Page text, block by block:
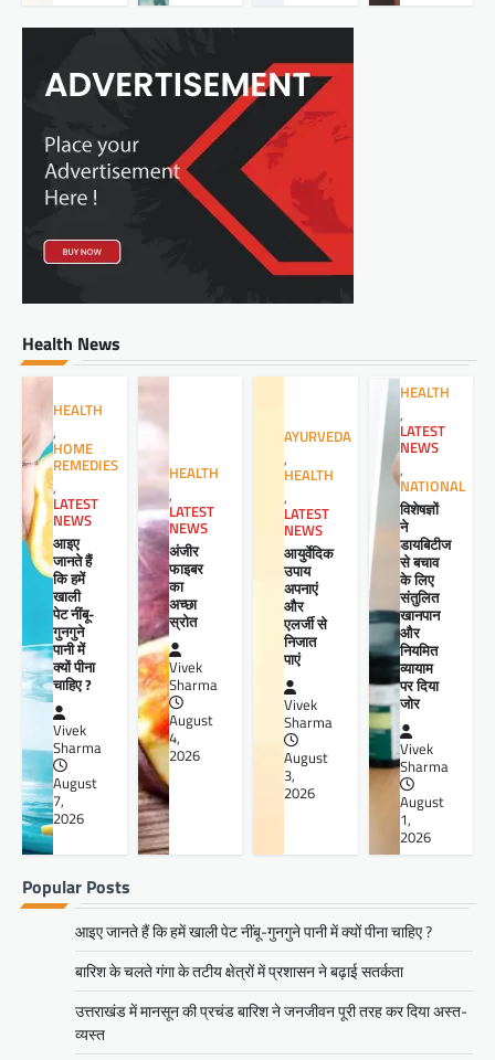
Health News
HEALTH
,
HOME
REMEDIES
,
LATEST
NEWS
आइए
जानते हैं
कि हमें
खाली
पेट नींबू-
गुनगुने
पानी में
क्यों पीना
चाहिए ?
Vivek
Sharma
August
7,
2026
HEALTH
,
LATEST
NEWS
अंजीर
फाइबर
का
अच्छा
स्रोत
Vivek
Sharma
August
4,
2026
AYURVEDA
,
HEALTH
,
LATEST
NEWS
आयुर्वेदिक
उपाय
अपनाएं
और
एलर्जी से
निजात
पाएं
Vivek
Sharma
August
3,
2026
HEALTH
,
LATEST
NEWS
,
NATIONAL
विशेषज्ञों
ने
डायबिटीज
से बचाव
के लिए
संतुलित
खानपान
और
नियमित
व्यायाम
पर दिया
जोर
Vivek
Sharma
August
1,
2026
Popular Posts
आइए जानते हैं कि हमें खाली पेट नींबू-गुनगुने पानी में क्यों पीना चाहिए ?
बारिश के चलते गंगा के तटीय क्षेत्रों में प्रशासन ने बढ़ाई सतर्कता
उत्तराखंड में मानसून की प्रचंड बारिश ने जनजीवन पूरी तरह कर दिया अस्त-
व्यस्त